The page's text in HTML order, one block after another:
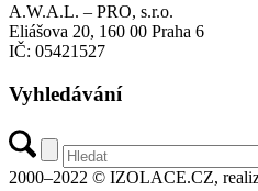
A.W.A.L. – PRO, s.r.o.
Eliášova 20, 160 00 Praha 6
IČ: 05421527
Vyhledávání
2000–2022 © IZOLACE.CZ,